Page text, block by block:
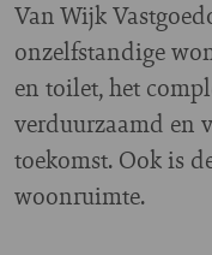
Van Wijk
onzelfstandige
en toilet, het
verduurzaamd en
toekomst. Ook is
woonruimte.